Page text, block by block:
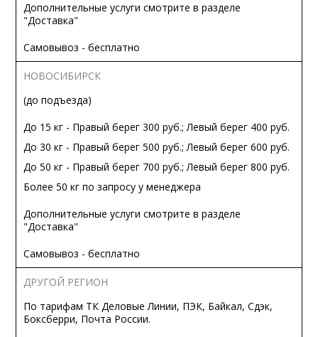
Дополнительные услуги смотрите в разделе
"Доставка"
Самовывоз - бесплатно
НОВОСИБИРСК
(до подъезда)
До 15 кг - Правый берег 300 руб.; Левый берег 400 руб.
До 30 кг - Правый берег 500 руб.; Левый берег 600 руб.
До 50 кг - Правый берег 700 руб.; Левый берег 800 руб.
Более 50 кг по запросу у менеджера
Дополнительные услуги смотрите в разделе
"Доставка"
Самовывоз - бесплатно
ДРУГОЙ РЕГИОН
По тарифам ТК Деловые Линии, ПЭК, Байкал, Сдэк,
Боксберри, Почта России.